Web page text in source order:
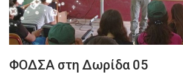
ΦΟΔΣΑ στη Δωρίδα 05